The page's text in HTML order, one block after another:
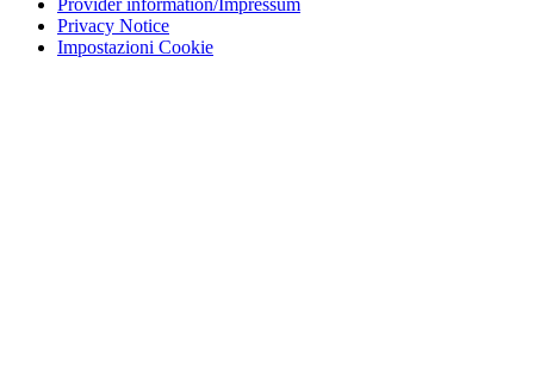
Privacy Notice
Impostazioni Cookie